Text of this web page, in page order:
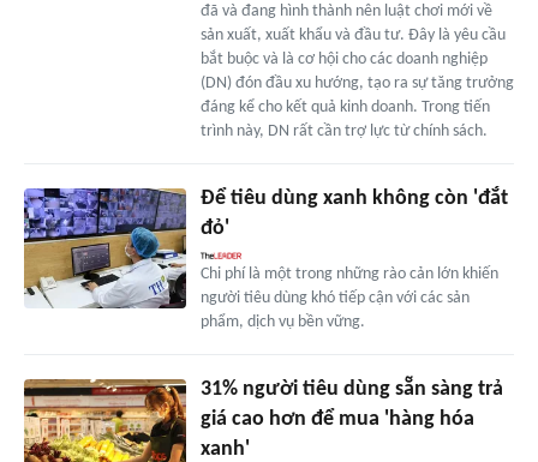
đã và đang hình thành nên luật chơi mới về
sản xuất, xuất khẩu và đầu tư. Đây là yêu cầu
bắt buộc và là cơ hội cho các doanh nghiệp
(DN) đón đầu xu hướng, tạo ra sự tăng trưởng
đáng kể cho kết quả kinh doanh. Trong tiến
trình này, DN rất cần trợ lực từ chính sách.
Để tiêu dùng xanh không còn 'đắt
đỏ'
Chi phí là một trong những rào cản lớn khiến
người tiêu dùng khó tiếp cận với các sản
phẩm, dịch vụ bền vững.
31% người tiêu dùng sẵn sàng trả
giá cao hơn để mua 'hàng hóa
xanh'